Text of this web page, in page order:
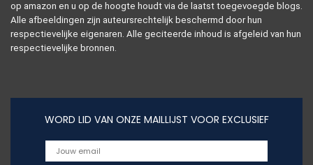
op amazon en u op de hoogte houdt via de laatst toegevoegde blogs.
Alle afbeeldingen zijn auteursrechtelijk beschermd door hun
respectievelijke eigenaren. Alle geciteerde inhoud is afgeleid van hun
respectievelijke bronnen.
WORD LID VAN ONZE MAILLIJST VOOR EXCLUSIEF